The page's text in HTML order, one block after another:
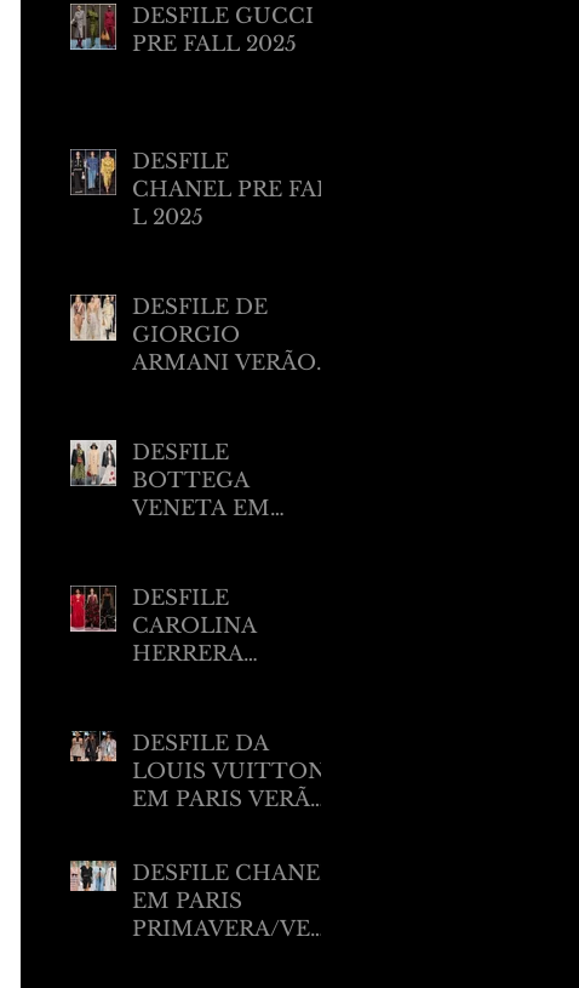
DESFILE GUCCI
PRE FALL 2025
DESFILE
CHANEL PRE FAL
L 2025
DESFILE DE
GIORGIO
ARMANI VERÃO
DESFILE
BOTTEGA
VENETA EM
DESFILE
CAROLINA
HERRERA
DESFILE DA
LOUIS VUITTON
EM PARIS VERÃO
DESFILE CHANEL
EM PARIS
PRIMAVERA/VER